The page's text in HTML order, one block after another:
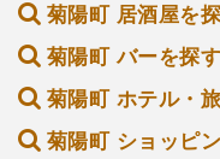
菊陽町 居酒屋を
菊陽町 バーを探す
菊陽町 ホテル・
菊陽町 ショッピ